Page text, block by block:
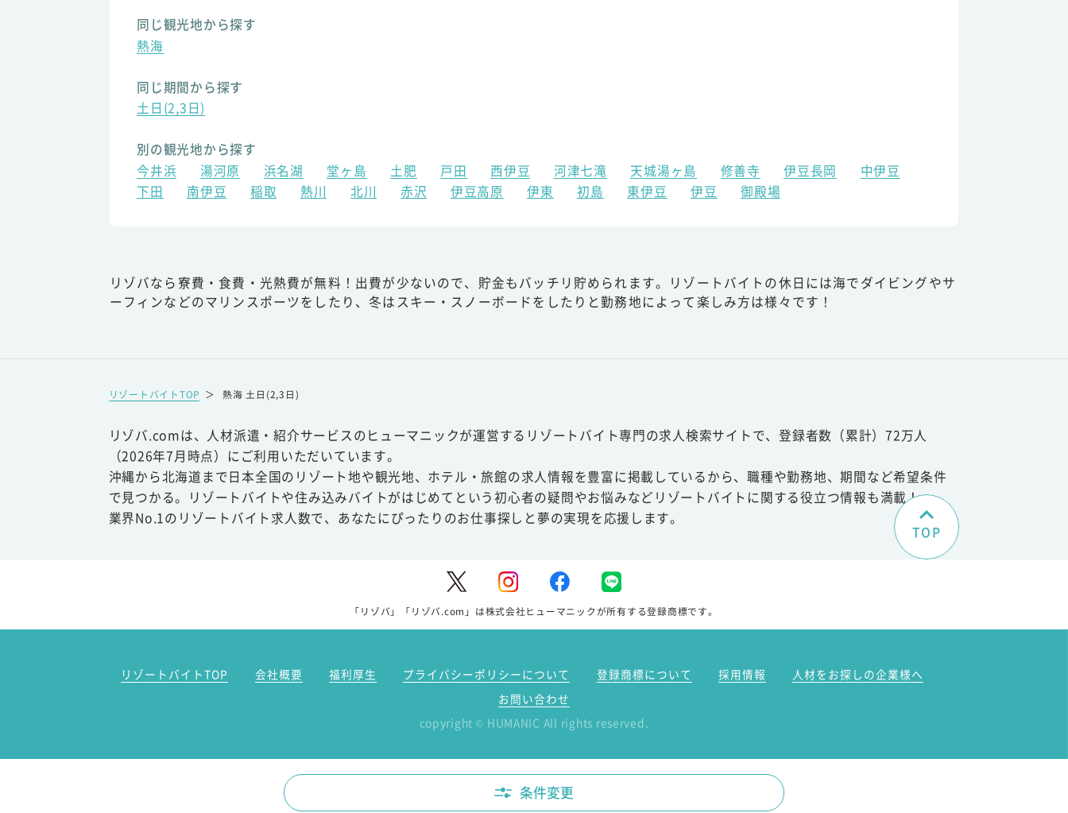
同じ観光地から探す
熱海
同じ期間から探す
土日(2,3日)
別の観光地から探す
今井浜
湯河原 浜名湖 堂ヶ島 土肥 戸田 西伊豆 河津七滝 天城湯ヶ島 修善寺 伊豆長岡
中伊豆
下田
南伊豆 稲取 熱川 北川 赤沢 伊豆高原 伊東 初島 東伊豆 伊豆 御殿場
リゾバなら寮費・食費・光熱費が無料！出費が少ないので、貯金もバッチリ貯められます。リゾートバイトの休日には海でダイビングやサ
ーフィンなどのマリンスポーツをしたり、冬はスキー・スノーボードをしたりと勤務地によって楽しみ方は様々です！
リゾートバイトTOP ＞ 熱海 土日(2,3日)
リゾバ.comは、人材派遣・紹介サービスのヒューマニックが運営するリゾートバイト専門の求人検索サイトで、登録者数（累計）72万人
（2026年7月時点）にご利用いただいています。
沖縄から北海道まで日本全国のリゾート地や観光地、ホテル・旅館の求人情報を豊富に掲載しているから、職種や勤務地、期間など希望条件
で見つかる。リゾートバイトや住み込みバイトがはじめてという初心者の疑問やお悩みなどリゾートバイトに関する役立つ情報も満載！
業界No.1のリゾートバイト求人数で、あなたにぴったりのお仕事探しと夢の実現を応援します。
TOP
「リゾバ」「リゾバ.com」は株式会社ヒューマニックが所有する登録商標です。
リゾートバイトTOP 会社概要 福利厚生 プライバシーポリシーについて 登録商標について 採用情報
人材をお探しの企業様へ
お問い合わせ
copyright © HUMANIC All rights reserved.
条件変更